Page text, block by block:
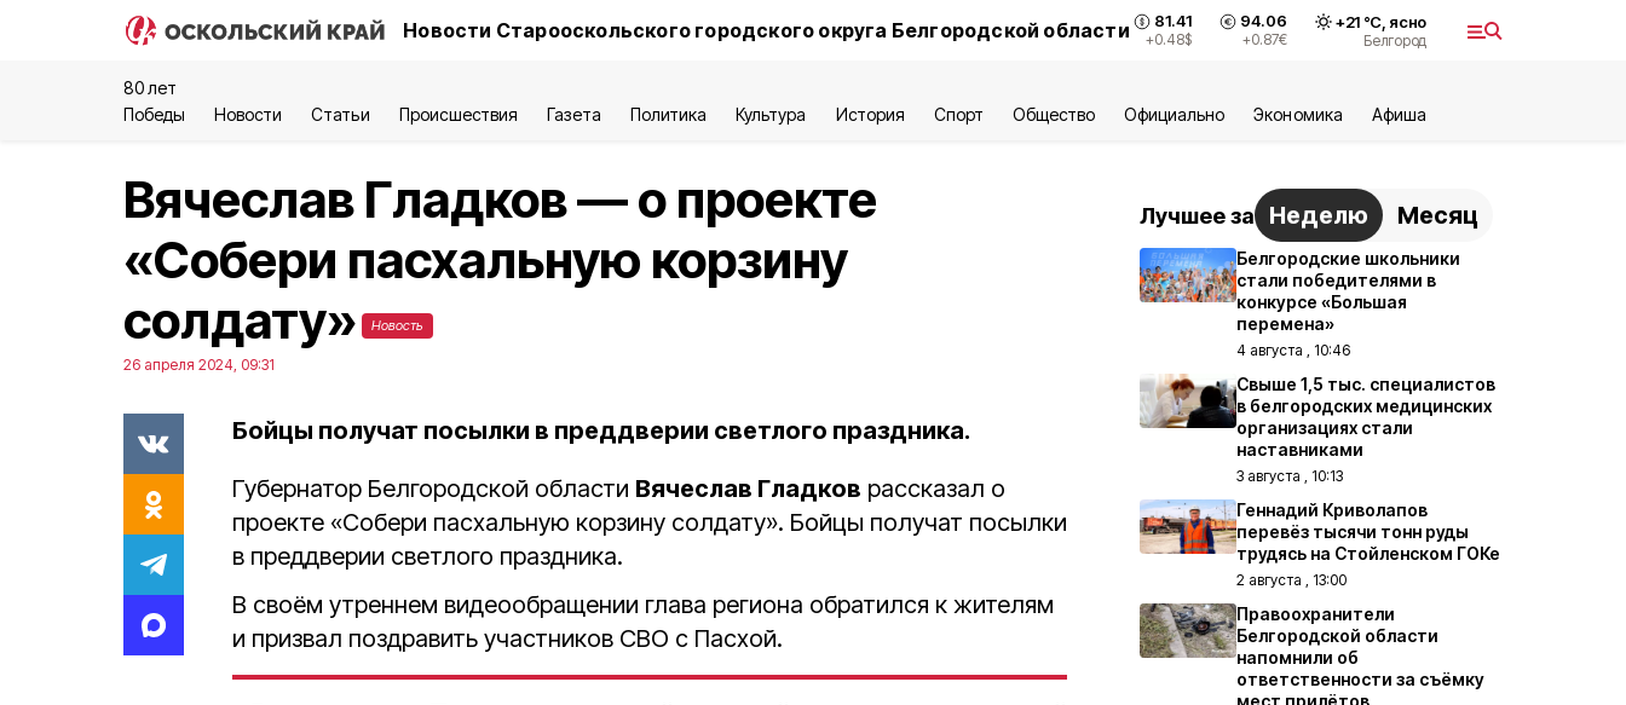
Новости Старооскольского городского округа Белгородской области 81.41
+0.48$
94.06
+0.87€
+21°С, ясно
Белгород
80 лет
Победы
Новости Статьи Происшествия Газета Политика Культура История Спорт Общество Официально Экономика Aфиша
Вячеслав Гладков — о проекте
«Собери пасхальную корзину
солдату»
Новость
26 апреля 2024, 09:31
Бойцы получат посылки в преддверии светлого праздника.
Губернатор Белгородской области Вячеслав Гладков рассказал о
проекте «Собери пасхальную корзину солдату». Бойцы получат посылки
в преддверии светлого праздника.
В своём утреннем видеообращении глава региона обратился к жителям
и призвал поздравить участников СВО с Пасхой.
Лучшее за Неделю Месяц
Белгородские школьники
стали победителями в
конкурсе «Большая
перемена»
4 августа , 10:46
Свыше 1,5 тыс. специалистов
в белгородских медицинских
организациях стали
наставниками
3 августа , 10:13
Геннадий Криволапов
перевёз тысячи тонн руды
трудясь на Стойленском ГОКе
2 августа , 13:00
Правоохранители
Белгородской области
напомнили об
ответственности за съёмку
мест прилётов